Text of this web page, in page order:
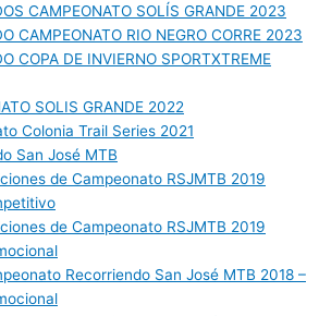
CAMPEONATO SOLÍS GRANDE 2023
CAMPEONATO RIO NEGRO CORRE 2023
COPA DE INVIERNO SPORTXTREME
SOLIS GRANDE 2022
Colonia Trail Series 2021
San José MTB
de Campeonato RSJMTB 2019
de Campeonato RSJMTB 2019
Recorriendo San José MTB 2018 –